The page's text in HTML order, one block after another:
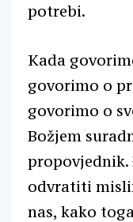
potrebi.
Kada
govorimo o
govorimo o
Božjem
propovjednik.
odvratiti
nas, kako